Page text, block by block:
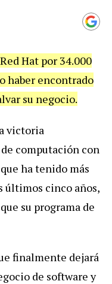
Hat por 34.000
haber encontrado
su negocio.
victoria
computación con
ha tenido más
últimos cinco años,
su programa de
finalmente dejará
de software y